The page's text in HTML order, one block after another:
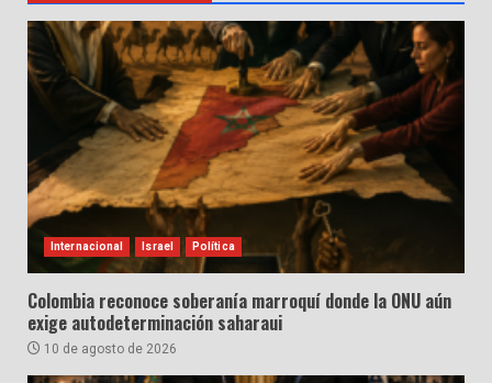
Internacional Israel Política
Colombia reconoce soberanía marroquí donde la ONU aún
exige autodeterminación saharaui
10 de agosto de 2026